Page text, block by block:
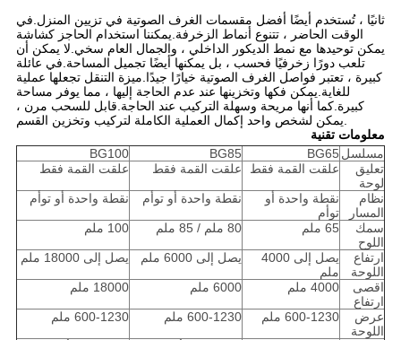
ثانيًا ، تُستخدم أيضًا أفضل مقسمات الغرف الصوتية في تزيين المنزل.في
الوقت الحاضر ، تتنوع أنماط الزخرفة.يمكننا استخدام الحاجز كشاشة
يمكن توحيدها مع نمط الديكور الداخلي ، والجمال العام سخي.لا يمكن أن
تلعب دورًا زخرفيًا فحسب ، بل يمكنها أيضًا تجميل المساحة.في عائلة
كبيرة ، تعتبر فواصل الغرف الصوتية خيارًا جيدًا.ميزة التنقل تجعلها عملية
للغاية.يمكن فكها وتخزينها عند عدم الحاجة إليها ، مما يوفر مساحة
كبيرة.كما أنها مريحة وسهلة التركيب عند الحاجة.قابل للسحب مرن ،
يمكن لشخص واحد إكمال العملية الكاملة لتركيب وتخزين القسم.
معلومات تقنية
مسلسل BG65
BG85
BG100
تعليق
لوحة
علقت القمة فقط علقت القمة فقط علقت القمة فقط
نظام
المسار
نقطة واحدة أو
توأم
نقطة واحدة أو توأم نقطة واحدة أو توأم
سمك
اللوح
65 ملم 80 ملم / 85 ملم 100 ملم
ارتفاع
اللوحة
يصل إلى 4000
ملم
يصل إلى 6000 ملم يصل إلى 18000 ملم
اقصى
ارتفاع
4000 ملم 6000 ملم 18000 ملم
عرض
اللوحة
600-1230 ملم 600-1230 ملم 600-1230 ملم